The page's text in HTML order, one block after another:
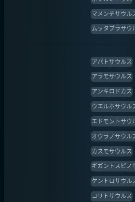
マメンチサウル
ムッタブラサウ
アパトサウルス
アラモサウルス
アンキロドカス
ウエルホサウル
エドモントサウ
オウラノサウル
カスモサウルス
ギガントスピノ
ケントロサウル
コリトサウルス